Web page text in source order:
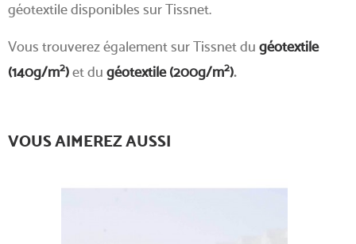
géotextile disponibles sur Tissnet.
Vous trouverez également sur Tissnet du géotextile
(140g/m2)et du géotextile (200g/m2).
VOUS AIMEREZ AUSSI